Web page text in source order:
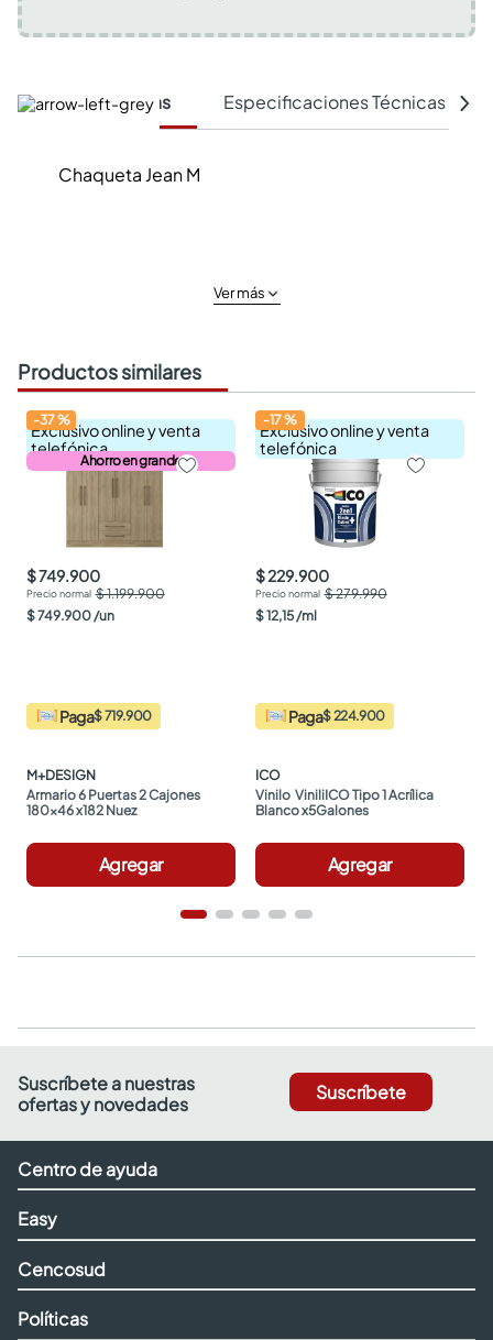
Características Especificaciones Técnicas
Chaqueta Jean M
Ver más
Productos similares
Exclusivo online y venta
telefónica
Ahorro en grande
-37%
$ 749.900
$ 1.199.900
$749.900 /un
Paga$ 719.900
M+DESIGN
Armario 6 Puertas 2 Cajones
180x46 x182 Nuez
Agregar
Exclusivo online y venta
telefónica
-17%
$ 229.900
$ 279.990
$12,15 /ml
Paga$ 224.900
ICO
Vinilo  ViniliICO Tipo 1 Acrílica
Blanco x5Galones
Agregar
Suscríbete a nuestras
ofertas y novedades
Suscríbete
Centro de ayuda
Easy
Cencosud
Políticas